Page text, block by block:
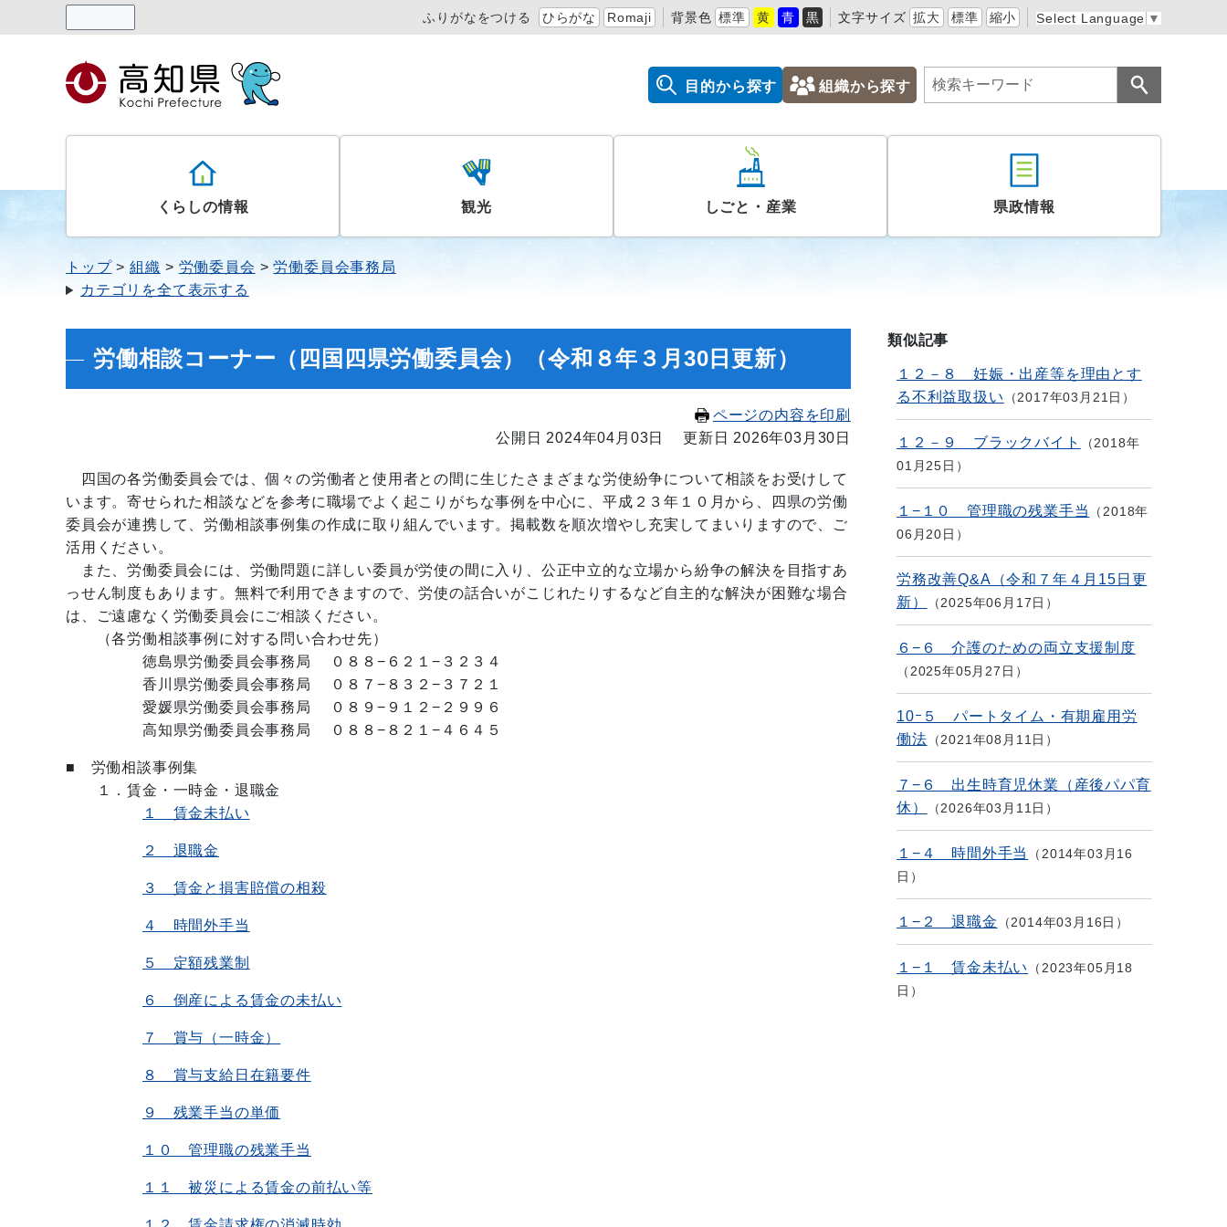
ふりがなをつける ひらがな Romaji 背景色 標準 黄 青 黒 文字サイズ 拡大 標準 縮小 Select Language ▼
目的から探す 組織から探す
くらしの情報 観光 しごと・産業 県政情報
トップ 組織 労働委員会
労働委員会事務局
カテゴリを全て表示する
労働相談コーナー（四国四県労働委員会）（令和８年３月30日更新）
ページの内容を印刷
公開日 2024年04月03日
更新日 2026年03月30日
四国の各労働委員会では、個々の労働者と使用者との間に生じたさまざまな労使紛争について相談をお受けして
います。寄せられた相談などを参考に職場でよく起こりがちな事例を中心に、平成２３年１０月から、四県の労働
委員会が連携して、労働相談事例集の作成に取り組んでいます。掲載数を順次増やし充実してまいりますので、ご
活用ください。
また、労働委員会には、労働問題に詳しい委員が労使の間に入り、公正中立的な立場から紛争の解決を目指すあ
っせん制度もあります。無料で利用できますので、労使の話合いがこじれたりするなど自主的な解決が困難な場合
は、ご遠慮なく労働委員会にご相談ください。
（各労働相談事例に対する問い合わせ先）
徳島県労働委員会事務局 ０８８−６２１−３２３４
香川県労働委員会事務局 ０８７−８３２−３７２１
愛媛県労働委員会事務局 ０８９−９１２−２９９６
高知県労働委員会事務局 ０８８−８２１−４６４５
■ 労働相談事例集
１．賃金・一時金・退職金
１ 賃金未払い
２ 退職金
３ 賃金と損害賠償の相殺
４ 時間外手当
５ 定額残業制
６ 倒産による賃金の未払い
７ 賞与（一時金）
８ 賞与支給日在籍要件
９ 残業手当の単価
１０ 管理職の残業手当
１１ 被災による賃金の前払い等
類似記事
１２－８ 妊娠・出産等を理由とす
る不利益取扱い
2017年03月21日
１２－９ ブラックバイト
2018年
01月25日
１−１０ 管理職の残業手当
2018年
06月20日
労務改善Q&A（令和７年４月15日更
新）
2025年06月17日
６−６ 介護のための両立支援制度
2025年05月27日
10ｰ５ パートタイム・有期雇用労
働法
2021年08月11日
７−６ 出生時育児休業（産後パパ育
休）
2026年03月11日
１−４ 時間外手当
2014年03月16
日
１−２ 退職金 2014年03月16日
１−１ 賃金未払い
2023年05月18
日